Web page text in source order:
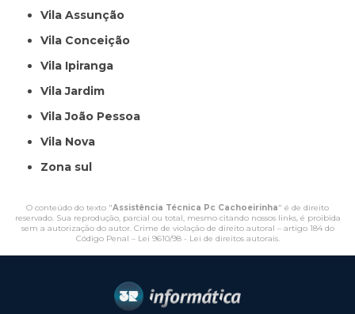
Vila Assunção
Vila Conceição
Vila Ipiranga
Vila Jardim
Vila João Pessoa
Vila Nova
Zona sul
O conteúdo do texto "Assistência Técnica Pc Cachoeirinha" é de direito
reservado. Sua reprodução, parcial ou total, mesmo citando nossos links, é proibida
sem a autorização do autor. Crime de violação de direito autoral – artigo 184 do
Código Penal – Lei 9610/98 - Lei de direitos autorais.